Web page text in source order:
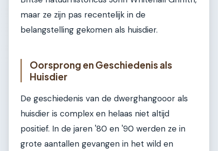
maar ze zijn pas recentelijk in de
belangstelling gekomen als huisdier.
Oorsprong en Geschiedenis als
Huisdier
De geschiedenis van de dwerghangooor als
huisdier is complex en helaas niet altijd
positief. In de jaren '80 en '90 werden ze in
grote aantallen gevangen in het wild en